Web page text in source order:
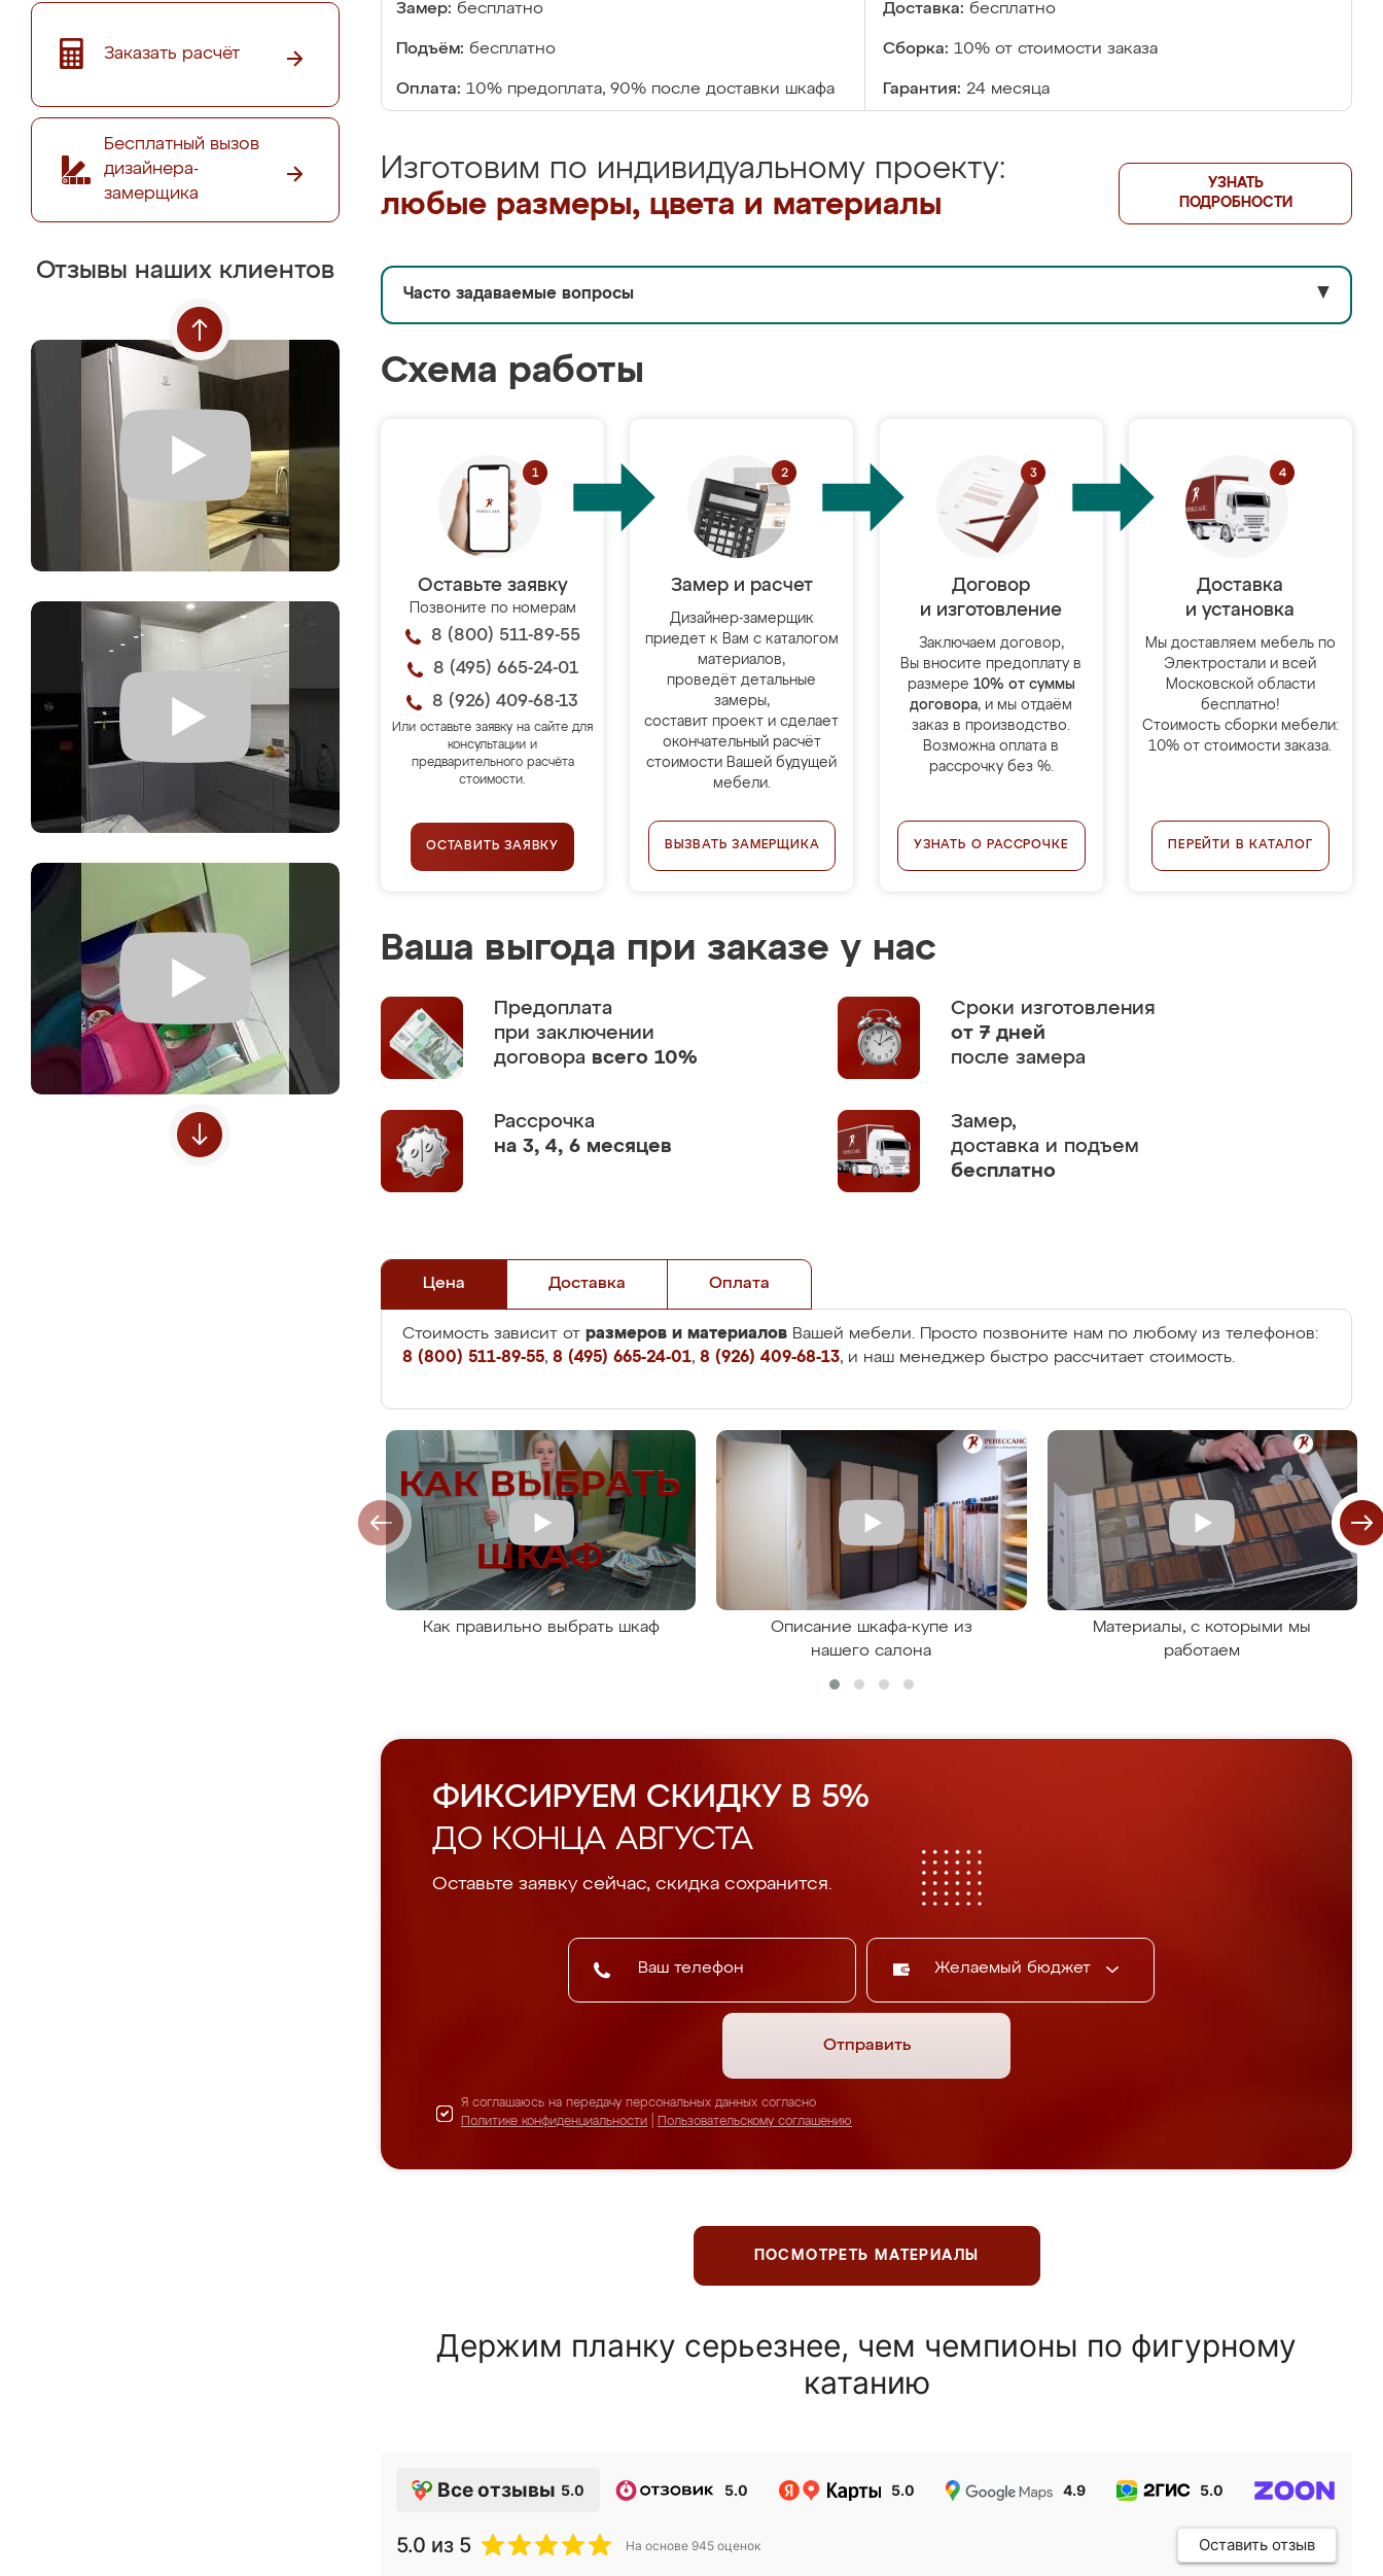
Заказать расчёт
Бесплатный вызов
дизайнера-
замерщика
Отзывы наших клиентов
Замер: бесплатно Доставка: бесплатно
Подъём: бесплатно Сборка: 10% от стоимости заказа
Оплата: 10% предоплата, 90% после доставки шкафа Гарантия: 24 месяца
Изготовим по индивидуальному проекту:
любые размеры, цвета и материалы
УЗНАТЬ
ПОДРОБНОСТИ
Часто задаваемые вопросы ▼
Схема работы
Оставьте заявку
Позвоните по номерам
8 (800) 511-89-55
8 (495) 665-24-01
8 (926) 409-68-13
Или оставьте заявку на сайте для
консультации и
предварительного расчёта
стоимости.
ОСТАВИТЬ ЗАЯВКУ
Замер и расчет
Дизайнер-замерщик
приедет к Вам с каталогом
материалов,
проведёт детальные
замеры,
составит проект и сделает
окончательный расчёт
стоимости Вашей будущей
мебели.
ВЫЗВАТЬ ЗАМЕРЩИКА
Договор
и изготовление
Заключаем договор,
Вы вносите предоплату в
размере 10% от суммы
договора, и мы отдаём
заказ в производство.
Возможна оплата в
рассрочку без %.
УЗНАТЬ О РАССРОЧКЕ
Доставка
и установка
Мы доставляем мебель по
Электростали и всей
Московской области
бесплатно!
Стоимость сборки мебели:
10% от стоимости заказа.
ПЕРЕЙТИ В КАТАЛОГ
Ваша выгода при заказе у нас
Предоплата
при заключении
договора всего 10%
Сроки изготовления
от 7 дней
после замера
Рассрочка
на 3, 4, 6 месяцев
Замер,
доставка и подъем
бесплатно
Цена Доставка Оплата
Стоимость зависит от размеров и материалов Вашей мебели. Просто позвоните нам по любому из телефонов:
8 (800) 511-89-55, 8 (495) 665-24-01, 8 (926) 409-68-13, и наш менеджер быстро рассчитает стоимость.
Как правильно выбрать шкаф
Описание шкафа-купе из
нашего салона
Материалы, с которыми мы
работаем
ФИКСИРУЕМ СКИДКУ В 5%
ДО КОНЦА АВГУСТА
Оставьте заявку сейчас, скидка сохранится.
Желаемый бюджет
Отправить
Я соглашаюсь на передачу персональных данных согласно
Политике конфиденциальности
Пользовательскому соглашению
ПОСМОТРЕТЬ МАТЕРИАЛЫ
Держим планку серьезнее, чем чемпионы по фигурному
катанию
Все отзывы 5.0 5.0 5.0 4.9 5.0
5.0 из 5 На основе 945 оценок Оставить отзыв